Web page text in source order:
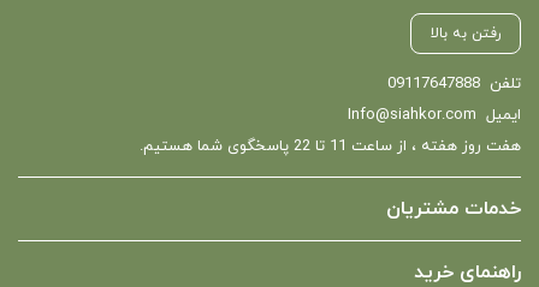
رفتن به بالا
تلفن 09117647888
ایمیل Info@siahkor.com
هفت روز هفته ، از ساعت 11 تا 22 پاسخگوی شما هستیم.
خدمات مشتریان
راهنمای خرید